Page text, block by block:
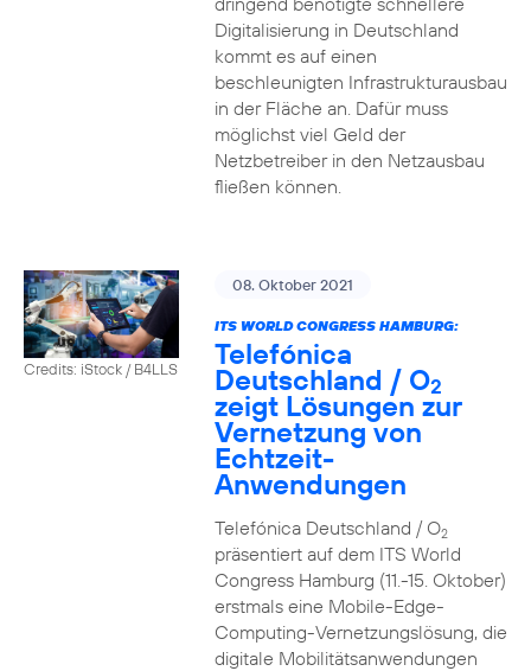
Digitalisierung in Deutschland
kommt es auf einen
beschleunigten Infrastrukturausbau
in der Fläche an. Dafür muss
möglichst viel Geld der
Netzbetreiber in den Netzausbau
fließen können.
Credits: iStock / B4LLS
08. Oktober 2021
ITS WORLD CONGRESS HAMBURG:
Telefónica
Deutschland / O2
zeigt Lösungen zur
Vernetzung von
Echtzeit-
Anwendungen
Telefónica Deutschland / O2
präsentiert auf dem ITS World
Congress Hamburg (11.-15. Oktober)
erstmals eine Mobile-Edge-
Computing-Vernetzungslösung, die
digitale Mobilitätsanwendungen